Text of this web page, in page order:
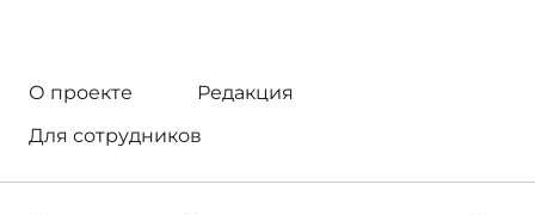
О проекте
Редакция
Для сотрудников